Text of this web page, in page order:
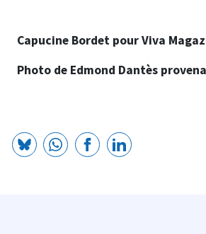
Capucine Bordet pour Viva
Photo de Edmond Dantès